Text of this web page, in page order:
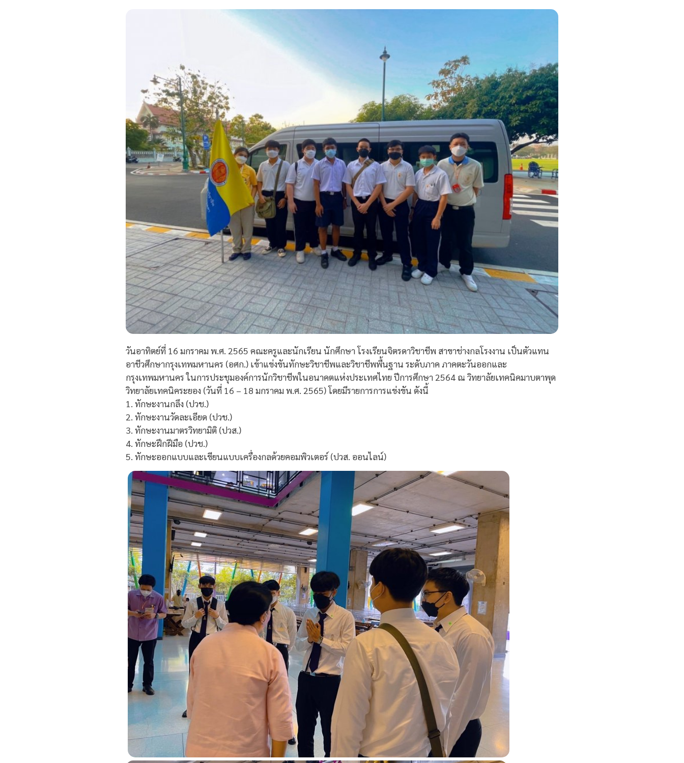
วันอาทิตย์ที่ 16 มกราคม พ.ศ. 2565 คณะครูและนักเรียน นักศึกษา โรงเรียนจิตรดาวิชาชีพ สาขาช่างกลโรงงาน เป็นตัวแทน
อาชีวศึกษากรุงเทพมหานคร (อศก.) เข้าแข่งขันทักษะวิชาชีพและวิชาชีพพื้นฐาน ระดับภาค ภาคตะวันออกและ
กรุงเทพมหานคร ในการประชุมองค์การนักวิชาชีพในอนาคตแห่งประเทศไทย ปีการศึกษา 2564 ณ วิทยาลัยเทคนิคมาบตาพุด
วิทยาลัยเทคนิคระยอง (วันที่ 16 – 18 มกราคม พ.ศ. 2565) โดยมีรายการการแข่งขัน ดังนี้
1. ทักษะงานกลึง (ปวช.)
2. ทักษะงานวัดละเอียด (ปวช.)
3. ทักษะงานมาตรวิทยามิติ (ปวส.)
4. ทักษะฝึกฝีมือ (ปวช.)
5. ทักษะออกแบบและเขียนแบบเครื่องกลด้วยคอมพิวเตอร์ (ปวส. ออนไลน์)